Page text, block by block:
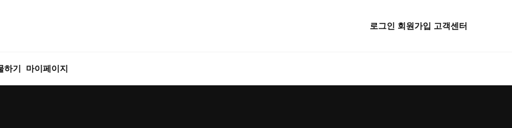
로그인 회원가입 고객센터
하기 마이페이지